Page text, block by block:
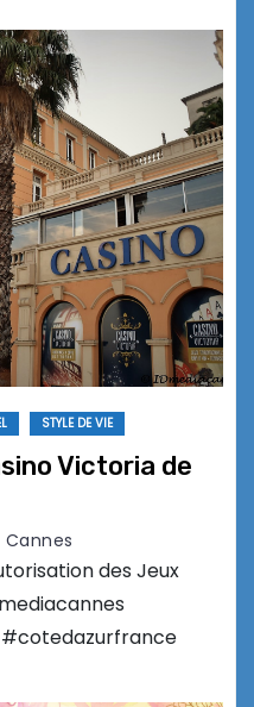
STYLE DE VIE
Victoria de
des Jeux
#cotedazurfrance